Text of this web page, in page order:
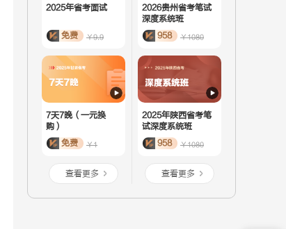
2025年省考面试
免费 ￥9.9
7天7晚（一元换
购）
免费
￥1
查看更多
2026贵州省考笔试
深度系统班
958
￥1080
2025年陕西省考笔
试深度系统班
958
￥1080
查看更多